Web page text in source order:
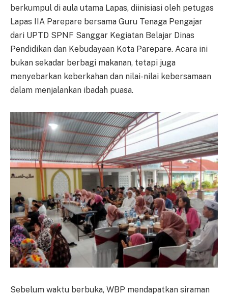
berkumpul di aula utama Lapas, diinisiasi oleh petugas
Lapas IIA Parepare bersama Guru Tenaga Pengajar
dari UPTD SPNF Sanggar Kegiatan Belajar Dinas
Pendidikan dan Kebudayaan Kota Parepare. Acara ini
bukan sekadar berbagi makanan, tetapi juga
menyebarkan keberkahan dan nilai-nilai kebersamaan
dalam menjalankan ibadah puasa.
Sebelum waktu berbuka, WBP mendapatkan siraman